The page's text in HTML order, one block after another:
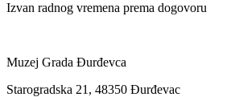
Izvan radnog vremena prema dogovoru
Muzej Grada Đurđevca
Starogradska 21, 48350 Đurđevac